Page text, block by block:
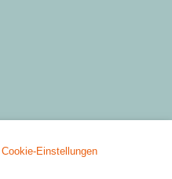
Cookie-Einstellungen